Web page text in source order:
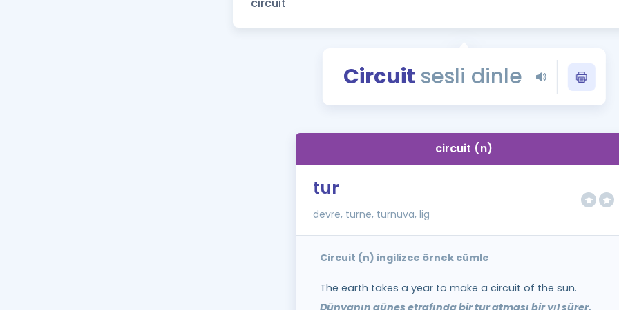
YDS - YÖKDİL
İngilizce Gramer
Circuit sesli dinle
circuit (n)
tur
devre, turne, turnuva, lig
Circuit (n) ingilizce örnek cümle
The earth takes a year to make a circuit of the sun.
Dünyanın güneş etrafında bir tur atması bir yıl sürer.